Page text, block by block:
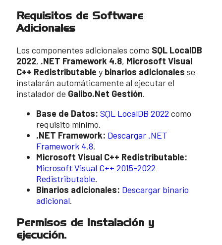
Requisitos de Software
Adicionales
Los componentes adicionales como SQL LocalDB
2022, .NET Framework 4.8, Microsoft Visual
C++ Redistributable y binarios adicionales se
instalarán automáticamente al ejecutar el
instalador de Galibo.Net Gestión.
Base de Datos: SQL LocalDB 2022 como
requisito mínimo.
.NET Framework: Descargar .NET
Framework 4.8.
Microsoft Visual C++ Redistributable:
Microsoft Visual C++ 2015-2022
Redistributable.
Binarios adicionales: Descargar binario
adicional.
Permisos de Instalación y
ejecución.